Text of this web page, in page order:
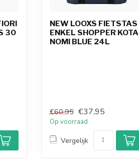
30
NEW LOOXS FIETSTAS
ENKEL SHOPPER KOTA
NOMI BLUE 24L
€60,95 €37,95
Op voorraad
Vergelijk